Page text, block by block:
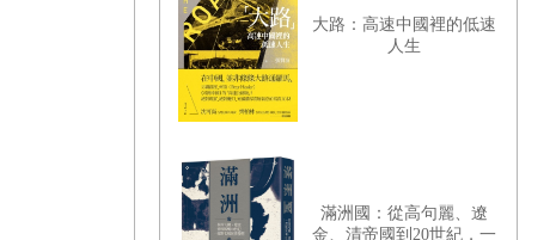
大路：高速中國裡的低速
人生
滿洲國：從高句麗、遼
金、清帝國到20世紀，一